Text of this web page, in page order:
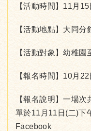
【活動時間】11月
【活動地點】大同
【活動對象】幼稚
【報名時間】10月
【報名說明】一場
單於11月11日(二)下
Facebook